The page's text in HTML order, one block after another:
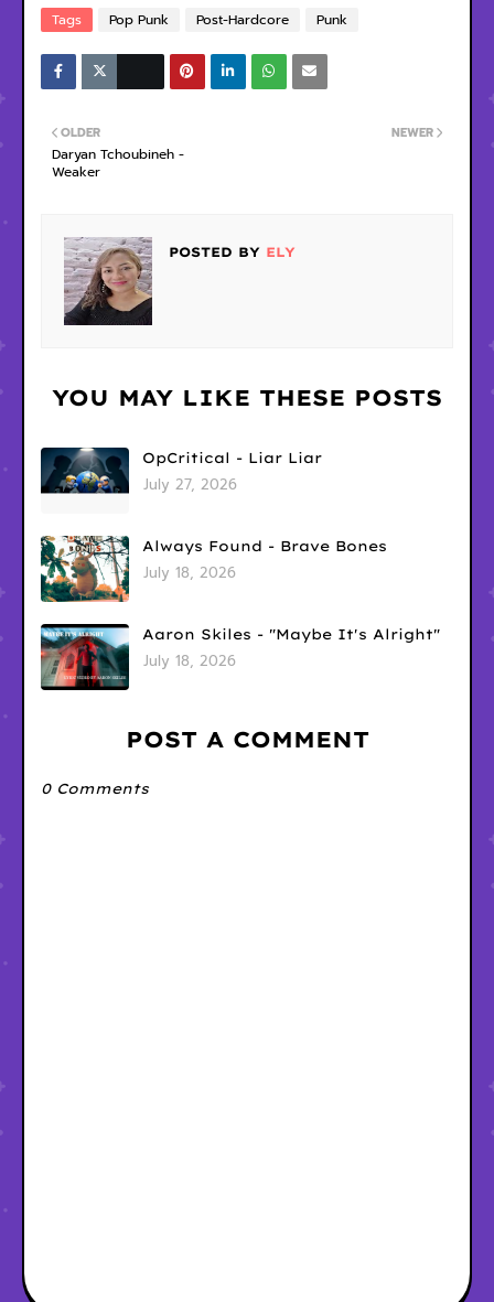
Tags Pop Punk Post-Hardcore Punk
NEWER
OLDER
Daryan Tchoubineh -
Weaker
POSTED BY ELY
YOU MAY LIKE THESE POSTS
OpCritical - Liar Liar
July 27, 2026
Always Found - Brave Bones
July 18, 2026
Aaron Skiles - "Maybe It's Alright"
July 18, 2026
POST A COMMENT
0 Comments